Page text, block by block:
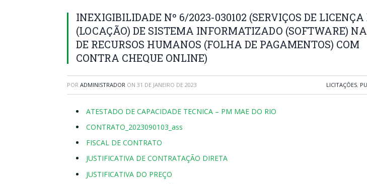
INEXIGIBILIDADE Nº 6/2023-030102 (SERVIÇOS DE LICENÇA
(LOCAÇÃO) DE SISTEMA INFORMATIZADO (SOFTWARE)
DE RECURSOS HUMANOS (FOLHA DE PAGAMENTOS) COM
CONTRA CHEQUE ONLINE)
POR ADMINISTRADOR ON 31 DE JANEIRO DE 2023 LICITAÇÕES,
ATESTADO DE CAPACIDADE TECNICA – PM MAE DO RIO
CONTRATO_2023090103_ass
FISCAL DE CONTRATO
JUSTIFICATIVA DE CONTRATAÇÃO DIRETA
JUSTIFICATIVA DO PREÇO